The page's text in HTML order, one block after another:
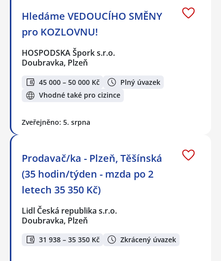
Hledáme VEDOUCÍHO SMĚNY
pro KOZLOVNU!
HOSPODSKA Špork s.r.o.
Doubravka, Plzeň
45 000 – 50 000 Kč
Plný úvazek
Vhodné také pro cizince
Zveřejněno: 5. srpna
Prodavač/ka - Plzeň, Těšínská
(35 hodin/týden - mzda po 2
letech 35 350 Kč)
Lidl Česká republika s.r.o.
Doubravka, Plzeň
31 938 – 35 350 Kč Zkrácený úvazek